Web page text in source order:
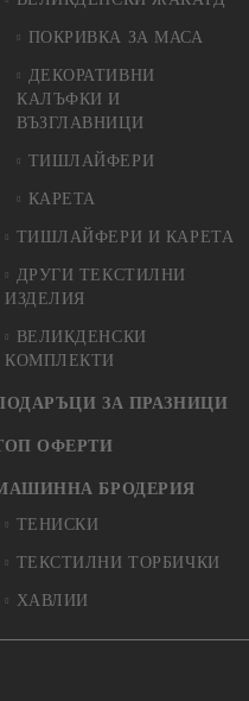
ПОКРИВКА ЗА МАСА
ДЕКОРАТИВНИ
КАЛЪФКИ И
ВЪЗГЛАВНИЦИ
ТИШЛАЙФЕРИ
КАРЕТА
ТИШЛАЙФЕРИ И КАРЕТА
ДРУГИ ТЕКСТИЛНИ
ИЗДЕЛИЯ
ВЕЛИКДЕНСКИ
КОМПЛЕКТИ
ЗА ПРАЗНИЦИ
ОФЕРТИ
БРОДЕРИЯ
ТЕНИСКИ
ТЕКСТИЛНИ ТОРБИЧКИ
ХАВЛИИ